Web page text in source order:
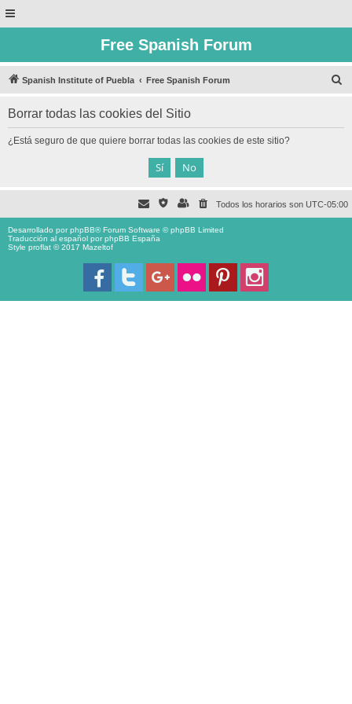
Free Spanish Forum
Spanish Institute of Puebla Free Spanish Forum
Borrar todas las cookies del Sitio
¿Está seguro de que quiere borrar todas las cookies de este sitio?
Todos los horarios son UTC-05:00
Desarrollado porphpBB® Forum Software © phpBB Limited
Traducción al español porphpBB España
Style proflat © 2017 Mazeltof